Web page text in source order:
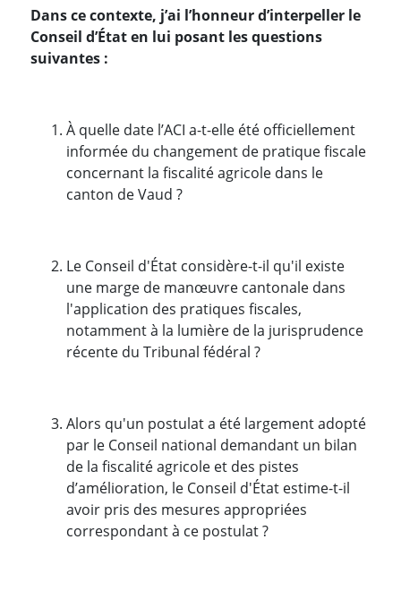
Dans ce contexte, j’ai l’honneur d’interpeller le
Conseil d’État en lui posant les questions
suivantes :
À quelle date l’ACI a-t-elle été officiellement
informée du changement de pratique fiscale
concernant la fiscalité agricole dans le
canton de Vaud ?
Le Conseil d'État considère-t-il qu'il existe
une marge de manœuvre cantonale dans
l'application des pratiques fiscales,
notamment à la lumière de la jurisprudence
récente du Tribunal fédéral ?
Alors qu'un postulat a été largement adopté
par le Conseil national demandant un bilan
de la fiscalité agricole et des pistes
d’amélioration, le Conseil d'État estime-t-il
avoir pris des mesures appropriées
correspondant à ce postulat ?